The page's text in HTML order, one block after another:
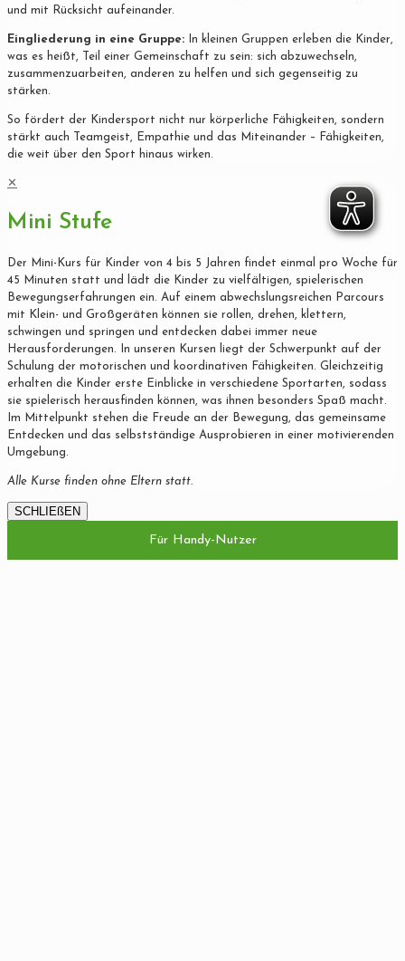
und mit Rücksicht aufeinander.
Eingliederung in eine Gruppe: In kleinen Gruppen erleben die Kinder,
was es heißt, Teil einer Gemeinschaft zu sein: sich abzuwechseln,
zusammenzuarbeiten, anderen zu helfen und sich gegenseitig zu
stärken.
So fördert der Kindersport nicht nur körperliche Fähigkeiten, sondern
stärkt auch Teamgeist, Empathie und das Miteinander – Fähigkeiten,
die weit über den Sport hinaus wirken.
✕
Mini Stufe
Der Mini-Kurs für Kinder von 4 bis 5 Jahren findet einmal pro Woche für
45 Minuten statt und lädt die Kinder zu vielfältigen, spielerischen
Bewegungserfahrungen ein. Auf einem abwechslungsreichen Parcours
mit Klein- und Großgeräten können sie rollen, drehen, klettern,
schwingen und springen und entdecken dabei immer neue
Herausforderungen. In unseren Kursen liegt der Schwerpunkt auf der
Schulung der motorischen und koordinativen Fähigkeiten. Gleichzeitig
erhalten die Kinder erste Einblicke in verschiedene Sportarten, sodass
sie spielerisch herausfinden können, was ihnen besonders Spaß macht.
Im Mittelpunkt stehen die Freude an der Bewegung, das gemeinsame
Entdecken und das selbstständige Ausprobieren in einer motivierenden
Umgebung.
Alle Kurse finden ohne Eltern statt.
SCHLIEßEN
Für Handy-Nutzer